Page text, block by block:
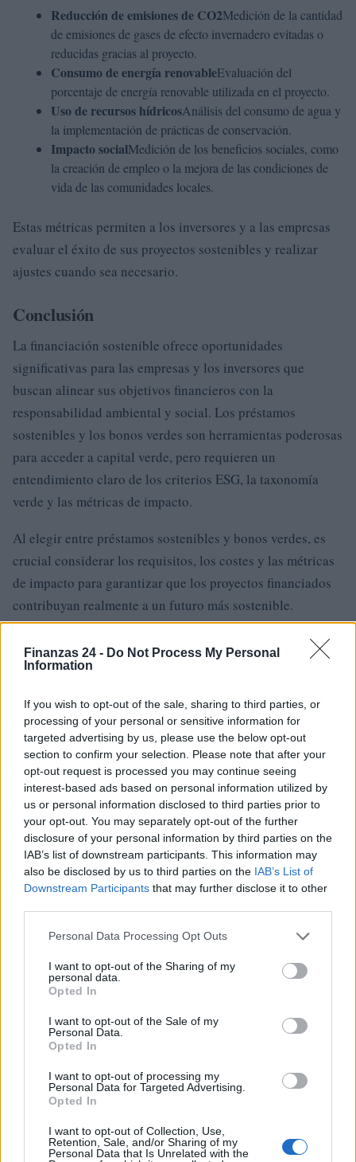
Finanzas 24 - Do Not Process My Personal
Information
If you wish to opt-out of the sale, sharing to third parties, or
processing of your personal or sensitive information for
targeted advertising by us, please use the below opt-out
section to confirm your selection. Please note that after your
opt-out request is processed you may continue seeing
interest-based ads based on personal information utilized by
us or personal information disclosed to third parties prior to
your opt-out. You may separately opt-out of the further
disclosure of your personal information by third parties on the
IAB’s list of downstream participants. This information may
also be disclosed by us to third parties on the IAB’s List of
Downstream Participants that may further disclose it to other
Please note that this website/app uses one or more Google
not limited to your visit or usage behaviour. You may click to
grant or deny consent to Google and its third-party tags to
use your data for below specified purposes in below Google
consent section.
Personal Data Processing Opt Outs
I want to opt-out of the Sharing of my
personal data.
Opted In
I want to opt-out of the Sale of my
Personal Data.
Opted In
I want to opt-out of processing my
Personal Data for Targeted Advertising.
Opted In
I want to opt-out of Collection, Use,
Retention, Sale, and/or Sharing of my
Personal Data that Is Unrelated with the
Reducción de emisiones de CO2Medición de la cantidad
de emisiones de gases de efecto invernadero evitadas o
reducidas gracias al proyecto.
Consumo de energía renovableEvaluación del
porcentaje de energía renovable utilizada en el proyecto.
Uso de recursos hídricosAnálisis del consumo de agua y
la implementación de prácticas de conservación.
Impacto socialMedición de los beneficios sociales, como
la creación de empleo o la mejora de las condiciones de
vida de las comunidades locales.
Estas métricas permiten a los inversores y a las empresas
evaluar el éxito de sus proyectos sostenibles y realizar
ajustes cuando sea necesario.
Conclusión
La financiación sostenible ofrece oportunidades
significativas para las empresas y los inversores que
buscan alinear sus objetivos financieros con la
responsabilidad ambiental y social. Los préstamos
sostenibles y los bonos verdes son herramientas poderosas
para acceder a capital verde, pero requieren un
entendimiento claro de los criterios ESG, la taxonomía
verde y las métricas de impacto.
Al elegir entre préstamos sostenibles y bonos verdes, es
crucial considerar los requisitos, los costes y las métricas
de impacto para garantizar que los proyectos financiados
contribuyan realmente a un futuro más sostenible.
AUTOR
Sigue leyendo
FINANCIACIÓN